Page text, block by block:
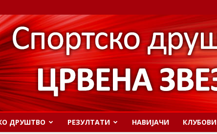
ДРУШТВО РЕЗУЛТАТИ НАВИЈАЧИ КЛУБОВИ